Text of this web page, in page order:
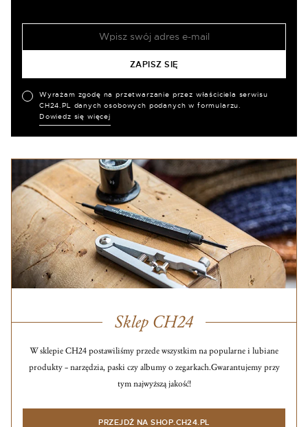
Wyrażam zgodę na przetwarzanie przez właściciela serwisu
CH24.PL danych osobowych podanych w formularzu.
Dowiedz się więcej
Sklep CH24
W sklepie CH24 postawiliśmy przede wszystkim na popularne i lubiane
produkty – narzędzia, paski czy albumy o zegarkach.Gwarantujemy przy
tym najwyższą jakość!
PRZEJDŹ NA SHOP.CH24.PL